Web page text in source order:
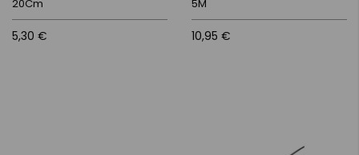
20Cm
5,30 €
5M
10,95 €